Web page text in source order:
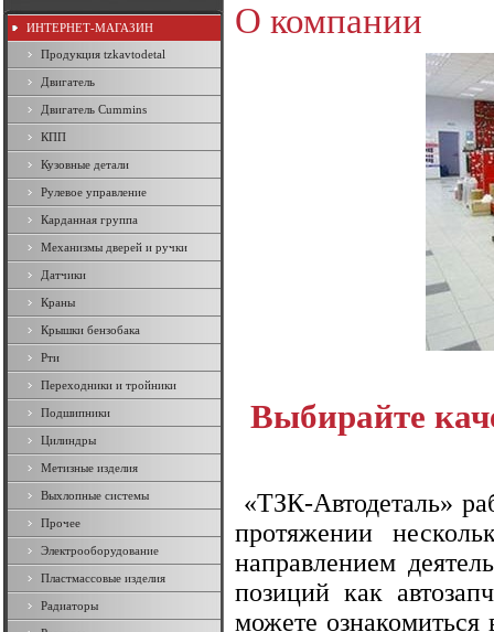
О компании
Выбирайте
«ТЗК-Автодеталь»
протяжении
направлением
позиций как
можете
ИНТЕРНЕТ-МАГАЗИН
Продукция tzkavtodetal
Двигатель
Двигатель Cummins
КПП
Кузовные детали
Рулевое управление
Карданная группа
Механизмы дверей и ручки
Датчики
Краны
Крышки бензобака
Рти
Переходники и тройники
Подшипники
Цилиндры
Метизные изделия
Выхлопные системы
Прочее
Электрооборудование
Пластмассовые изделия
Радиаторы